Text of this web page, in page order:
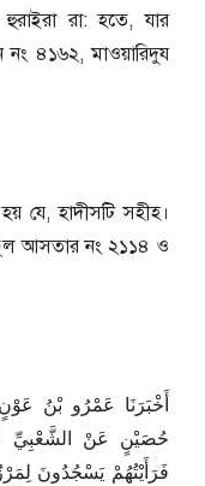
রা: হতে, যার
নং ৪১৬২, মাওয়ারিদুয
যে, হাদীসটি সহীহ।
আসতার নং ২১১৪ ও
أَخْبَرَنَا عَمْرُو بْنُ
حُصَيْنٍ عَنْ الشَّعْبِيِّ
فَرَأَيْتُهُمْ يَسْجُدُونَ